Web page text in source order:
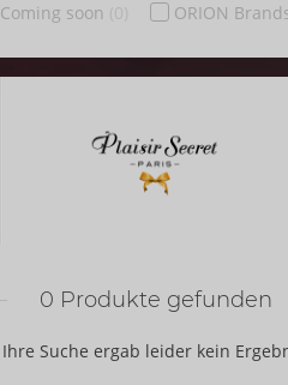
Coming soon (0) ORION
0 Produkte gefunden
Ihre Suche ergab leider kein